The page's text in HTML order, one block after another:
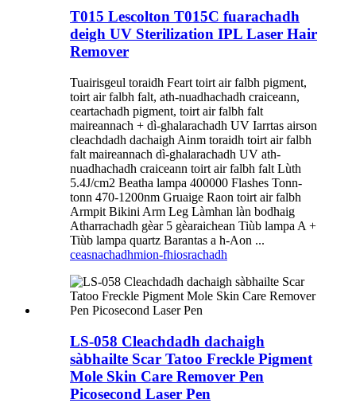
T015 Lescolton T015C fuarachadh
deigh UV Sterilization IPL Laser Hair
Remover
Tuairisgeul toraidh Feart toirt air falbh pigment,
toirt air falbh falt, ath-nuadhachadh craiceann,
ceartachadh pigment, toirt air falbh falt
maireannach + dì-ghalarachadh UV Iarrtas airson
cleachdadh dachaigh Ainm toraidh toirt air falbh
falt maireannach dì-ghalarachadh UV ath-
nuadhachadh craiceann toirt air falbh falt Lùth
5.4J/cm2 Beatha lampa 400000 Flashes Tonn-
tonn 470-1200nm Gruaige Raon toirt air falbh
Armpit Bikini Arm Leg Làmhan làn bodhaig
Atharrachadh gèar 5 gèaraichean Tiùb lampa A +
Tiùb lampa quartz Barantas a h-Aon ...
ceasnachadhmion-fhiosrachadh
LS-058 Cleachdadh dachaigh
sàbhailte Scar Tatoo Freckle Pigment
Mole Skin Care Remover Pen
Picosecond Laser Pen